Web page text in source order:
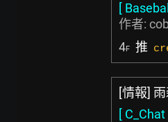
[
作者:
4F 推
[情報]
[ C_Chat